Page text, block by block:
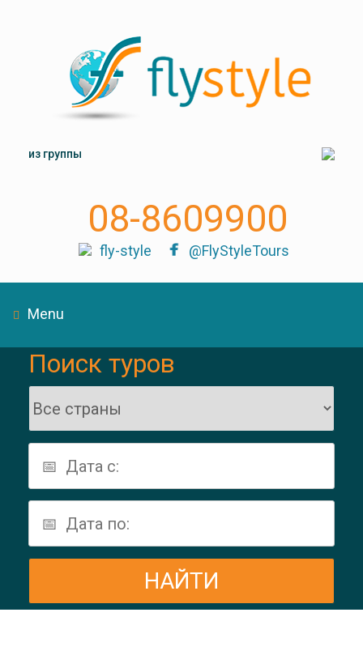
из группы
08-8609900
fly-style @FlyStyleTours
Menu
Поиск туров